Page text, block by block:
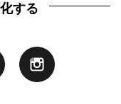
する